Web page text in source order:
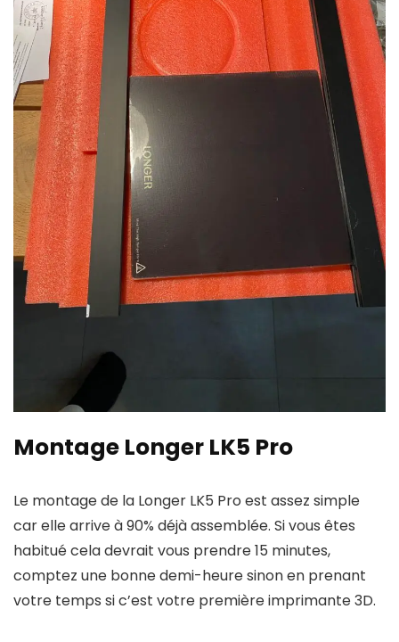
Montage Longer LK5 Pro
Le montage de la Longer LK5 Pro est assez simple
car elle arrive à 90% déjà assemblée. Si vous êtes
habitué cela devrait vous prendre 15 minutes,
comptez une bonne demi-heure sinon en prenant
votre temps si c’est votre première imprimante 3D.